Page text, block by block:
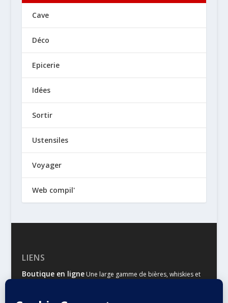
Cave
Déco
Epicerie
Idées
Sortir
Ustensiles
Voyager
Web compil'
LIENS
Boutique en ligneUne large gamme de bières, whiskies et